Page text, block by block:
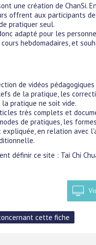
une création de ChanSi.
offrent aux participants
pratiquer seul.
adapté pour les
hebdomadaires, et
de vidéos
de la pratique, les
pratique ne soit vide.
très complets et
de pratiques, les
en relation avec
définir ce site : Tai Chi